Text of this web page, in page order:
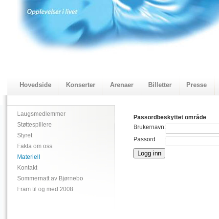
Hovedside Konserter Arenaer Billetter Presse
2018 Programmet Visningskatalogen 2018
Laugsmedlemmer
Støttespillere
Styret
Fakta om oss
Materiell
Kontakt
Sommernatt av Bjørnebo
Fram til og med 2008
Passordbeskyttet område
Brukernavn:
Passord
: